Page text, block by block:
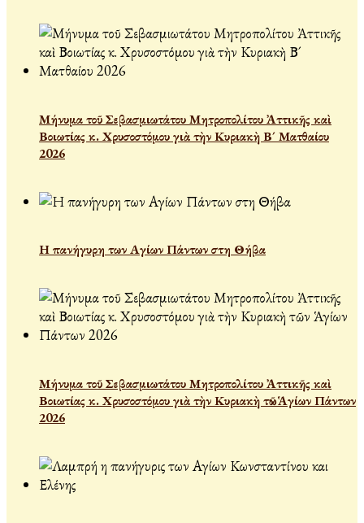
Μήνυμα τοῦ Σεβασμιωτάτου Μητροπολίτου Ἀττικῆς καὶ
Βοιωτίας κ. Χρυσοστόμου γιὰ τὴν Κυριακὴ Β´ Ματθαίου
2026
Η πανήγυρη των Αγίων Πάντων στη Θήβα
Μήνυμα τοῦ Σεβασμιωτάτου Μητροπολίτου Ἀττικῆς καὶ
Βοιωτίας κ. Χρυσοστόμου γιὰ τὴν Κυριακὴ τῶν Ἁγίων Πάντων
2026